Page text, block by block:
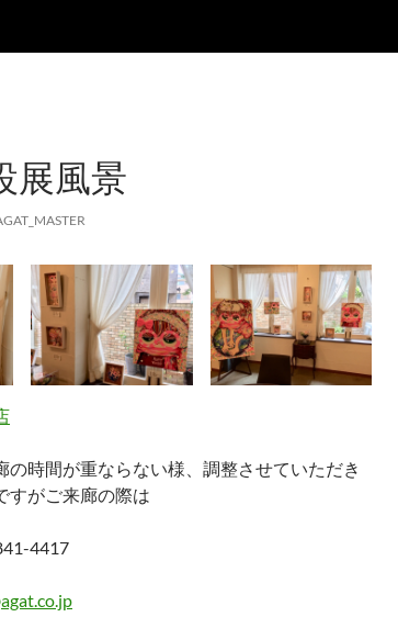
展風景
の時間が重ならない様、調整させていただき
すがご来廊の際は
4417